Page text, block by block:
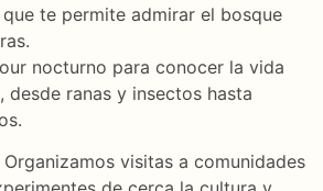
te permite admirar el bosque
nocturno para conocer la vida
desde ranas y insectos hasta
Organizamos visitas a comunidades